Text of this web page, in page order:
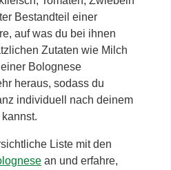
Bestandteil einer
auf was du bei ihnen
Zutaten wie Milch
Bolognese
heraus, sodass du
individuell nach deinem
Liste mit den
an und erfahre,